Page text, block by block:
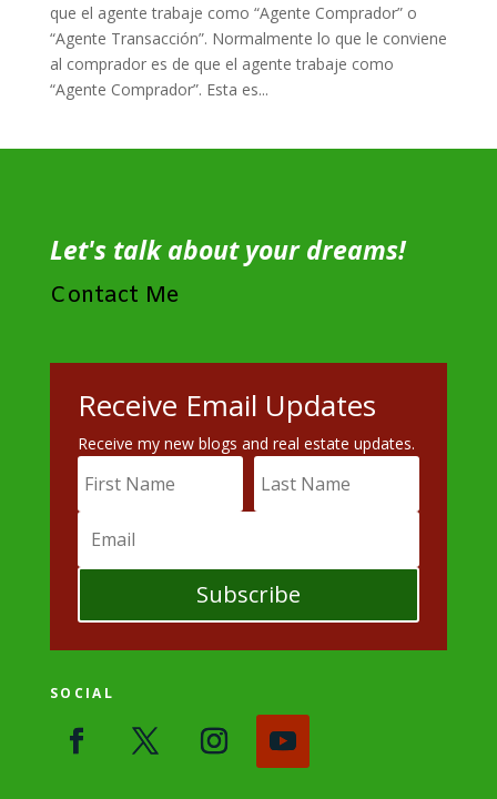
que el agente trabaje como “Agente Comprador” o
“Agente Transacción”. Normalmente lo que le conviene
al comprador es de que el agente trabaje como
“Agente Comprador”. Esta es...
Let's talk about your dreams!
Contact Me
Receive Email Updates
Receive my new blogs and real estate updates.
Subscribe
SOCIAL